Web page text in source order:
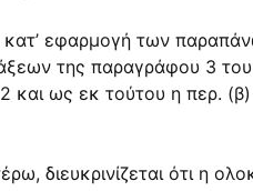
εφαρμογή των
της παραγράφου 3
και ως εκ τούτου η περ.
διευκρινίζεται ότι η